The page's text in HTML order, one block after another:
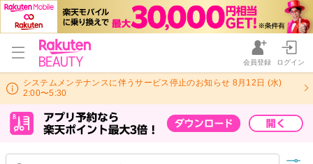
会員登録 ログイン
システムメンテナンスに伴うサービス停止のお知らせ 8月12日 (水)
2:00〜5:30